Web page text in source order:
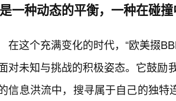
一种动态的平衡，一种在碰
在这个充满变化的时代，“欧美掇
对未知与挑战的积极姿态。它鼓励
信息洪流中，搜寻属于自己的独